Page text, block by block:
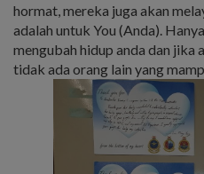
hormat, mereka juga akan
adalah untuk You (Anda).
mengubah hidup anda dan jika
tidak ada orang lain yang